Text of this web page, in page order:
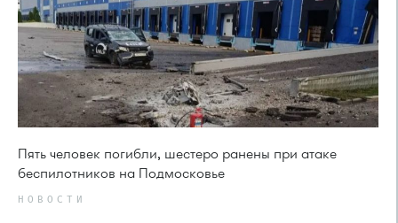
Пять человек погибли, шестеро ранены при атаке
беспилотников на Подмосковье
НОВОСТИ